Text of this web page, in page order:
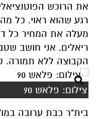
את הרוכש
רגע שהוא ראוי. כל
מעלה את המחיר כל
ריאלים. אני חושב
הקבוצה ללא תמורה.
צילום: פלאש 90
בית"ר כבת ערובה